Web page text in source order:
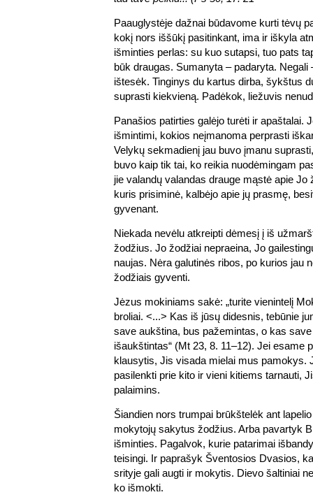
Paauglystėje dažnai būdavome kurti tėvų
kokį nors iššūkį pasitinkant, ima ir iškyla
išminties perlas: su kuo sutapsi, tuo pats
būk draugas. Sumanyta – padaryta.
ištesėk. Tinginys du kartus dirba, šykštus
suprasti kiekvieną. Padėkok, liežuvis
Panašios patirties galėjo turėti ir apaštalai.
išmintimi, kokios neįmanoma perprasti
Velykų sekmadienį jau buvo įmanu
buvo kaip tik tai, ko reikia nuodėmingam
jie valandų valandas drauge mąstė apie Jo
kuris prisiminė, kalbėjo apie jų prasmę,
gyvenant.
Niekada nevėlu atkreipti dėmesį į iš
žodžius. Jo žodžiai nepraeina, Jo
naujas. Nėra galutinės ribos, po kurios jau
žodžiais gyventi.
Jėzus mokiniams sakė: „turite vienintelį
broliai. <...> Kas iš jūsų didesnis, tebūnie
save aukština, bus pažemintas, o kas
išaukštintas“ (Mt 23, 8. 11–12). Jei esame
klausytis, Jis visada mielai mus pamokys.
pasilenkti prie kito ir vieni kitiems tarnauti,
palaimins.
Šiandien nors trumpai brūkštelėk ant
mokytojų sakytus žodžius. Arba pavartyk
išminties. Pagalvok, kurie patarimai
teisingi. Ir paprašyk Šventosios Dvasios,
srityje gali augti ir mokytis. Dievo šaltiniai
ko išmokti.